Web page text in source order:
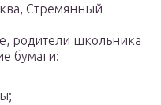
Стремянный
родители школьника
бумаги: